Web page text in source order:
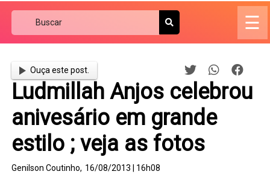
☰
Ouça este post.
Ludmillah Anjos celebrou
anivesário em grande
estilo ; veja as fotos
Genilson Coutinho, 16/08/2013 | 16h08